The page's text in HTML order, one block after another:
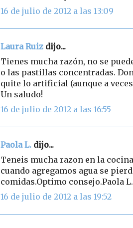
16 de julio de 2012 a las 13:09
Laura Ruiz dijo...
Tienes mucha razón, no se
o las pastillas concentradas.
quite lo artificial (aunque a
Un saludo!
16 de julio de 2012 a las 16:55
Paola L. dijo...
Teneis mucha razon en la
cuando agregamos agua se
comidas.Optimo consejo.Paola L.
16 de julio de 2012 a las 19:52